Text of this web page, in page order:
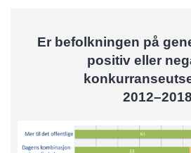
Er befolkningen på
positiv eller
2012–2018